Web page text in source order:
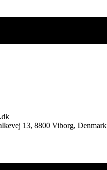
13, 8800 Viborg, Denmark